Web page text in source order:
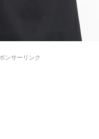
ンサーリンク